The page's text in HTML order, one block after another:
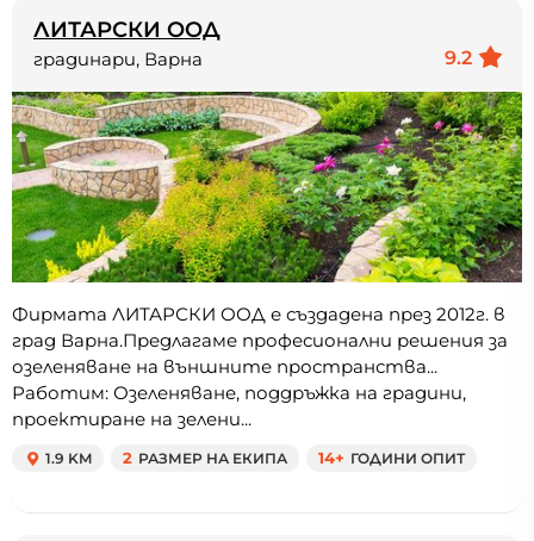
ЛИТАРСКИ ООД
9.2
градинари, Варна
Фирмата ЛИТАРСКИ ООД е създадена през 2012г. в
град Варна.Предлагаме професионални решения за
озеленяване на външните пространства...
Работим: Озеленяване, поддръжка на градини,
проектиране на зелени...
1.9 KM 2 РАЗМЕР НА ЕКИПА 14+ ГОДИНИ ОПИТ